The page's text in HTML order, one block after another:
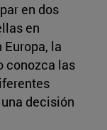
en dos
en
la
conozca las
decisión